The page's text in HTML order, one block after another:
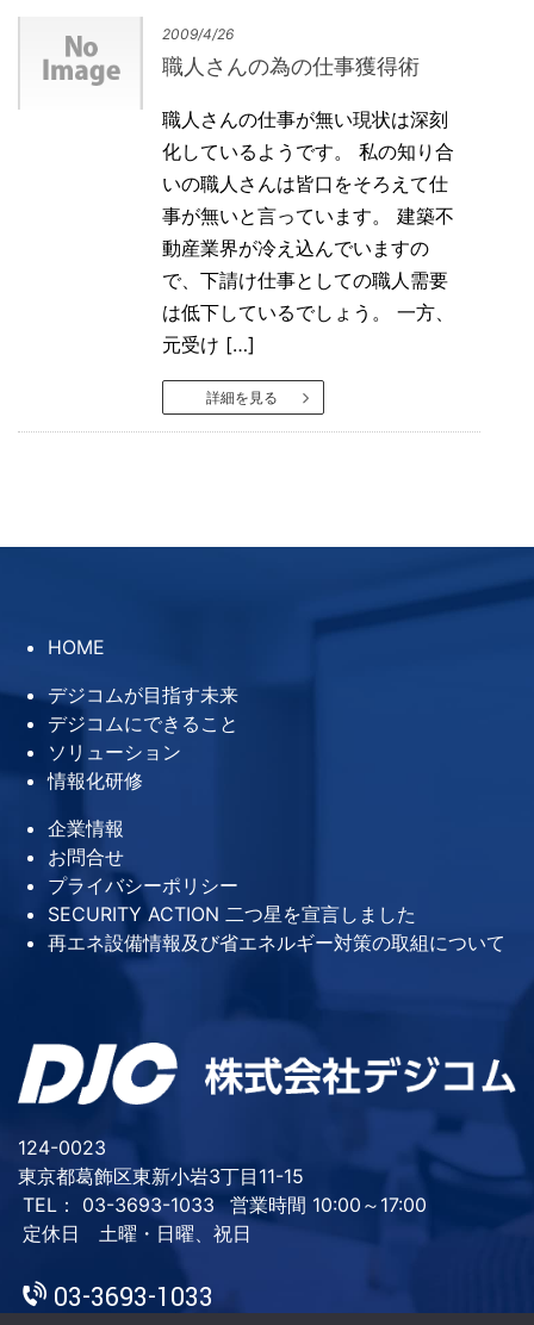
2009/4/26
職人さんの為の仕事獲得術
職人さんの仕事が無い現状は深刻
化しているようです。 私の知り合
いの職人さんは皆口をそろえて仕
事が無いと言っています。 建築不
動産業界が冷え込んでいますの
で、下請け仕事としての職人需要
は低下しているでしょう。 一方、
元受け […]
詳細を見る
HOME
デジコムが目指す未来
デジコムにできること
ソリューション
情報化研修
企業情報
お問合せ
プライバシーポリシー
SECURITY ACTION 二つ星を宣言しました
再エネ設備情報及び省エネルギー対策の取組について
124-0023
東京都葛飾区東新小岩3丁目11-15
TEL： 03-3693-1033
営業時間 10:00～17:00
定休日 土曜・日曜、祝日
03-3693-1033